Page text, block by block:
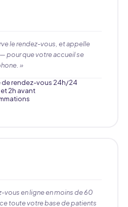
le rendez-vous, et appelle
pour que votre accueil se
»
de rendez-vous 24h/24
2h avant
vous en ligne en moins de 60
toute votre base de patients